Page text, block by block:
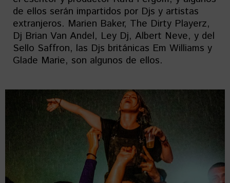
de ellos serán impartidos por Djs y artistas
extranjeros. Marien Baker, The Dirty Playerz,
Dj Brian Van Andel, Ley Dj, Albert Neve, y del
Sello Saffron, las Djs británicas Em Williams y
Glade Marie, son algunos de ellos.